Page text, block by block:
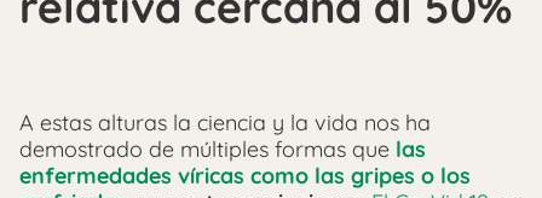
A estas alturas la ciencia y la vida nos ha
demostrado de múltiples formas que las
enfermedades víricas como las gripes o los